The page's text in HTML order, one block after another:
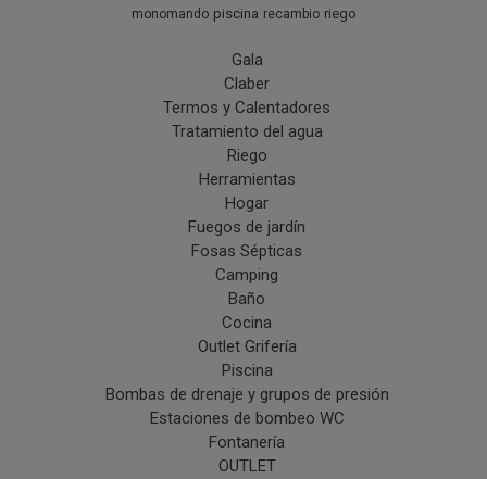
monomando piscina recambio riego
Gala
Claber
Termos y Calentadores
Tratamiento del agua
Riego
Herramientas
Hogar
Fuegos de jardín
Fosas Sépticas
Camping
Baño
Cocina
Outlet Grifería
Piscina
Bombas de drenaje y grupos de presión
Estaciones de bombeo WC
Fontanería
OUTLET